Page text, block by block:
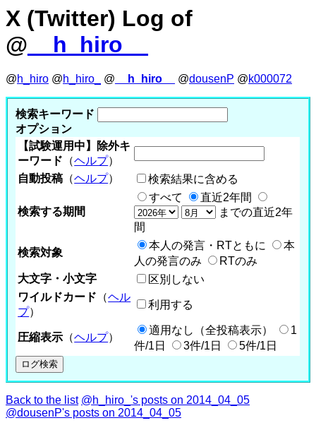
X (Twitter) Log of
@ __h_hiro__
@h_hiro @h_hiro_ @ __h_hiro__ @dousenP @k000072
検索キーワード
オプション
【試験運用中】除外キ
ーワード （ヘルプ）
自動投稿 （ヘルプ） 検索結果に含める
検索する期間
すべて
直近2年間
までの直近2年
間
検索対象
本人の発言・RTともに
本
人の発言のみ
RTのみ
大文字・小文字
区別しない
ワイルドカード （ヘル
プ）
利用する
圧縮表示 （ヘルプ）
適用なし（全投稿表示）
1
件/1日
3件/1日 5件/1日
Back to the list @h_hiro_'s posts on 2014_04_05
@dousenP's posts on 2014_04_05